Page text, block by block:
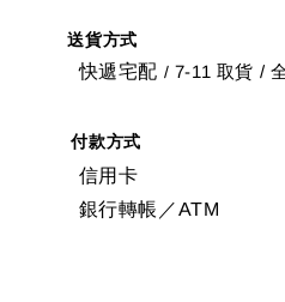
送貨方式
快遞宅配 / 7-11 取貨 /
付款方式
信用卡
銀行轉帳／ATM